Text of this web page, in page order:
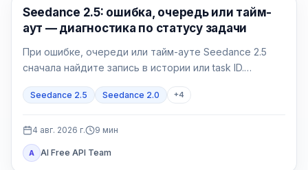
ИИ-видео
Seedance 2.5: ошибка, очередь или тайм-
аут — диагностика по статусу задачи
При ошибке, очереди или тайм-ауте Seedance 2.5
сначала найдите запись в истории или task ID.
дублировать; failed и expired требуют точного кода.
Seedance 2.5 Seedance 2.0 +4
4 авг. 2026 г. 9 мин
A AI Free API Team